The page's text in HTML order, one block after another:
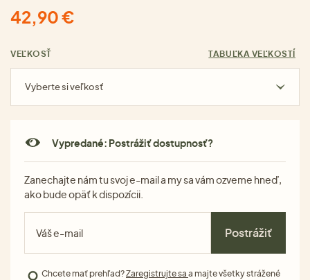
42,90 €
VEĽKOSŤ TABUĽKA VEĽKOSTÍ
Vyberte si veľkosť
Vypredané: Postrážiť dostupnosť?
Zanechajte nám tu svoj e-mail a my sa vám ozveme hneď,
ako bude opäť k dispozícii.
Postrážiť
Chcete mať prehľad?Zaregistrujte sa a majte všetky strážené